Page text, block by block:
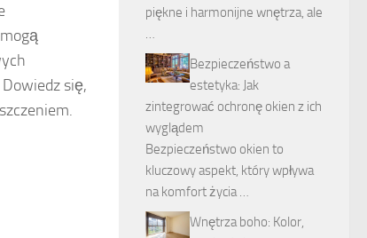
się,
piękne i harmonijne wnętrza, ale
…
Bezpieczeństwo a
estetyka: Jak
zintegrować ochronę okien z ich
wyglądem
Bezpieczeństwo okien to
kluczowy aspekt, który wpływa
na komfort życia …
Wnętrza boho: Kolor,